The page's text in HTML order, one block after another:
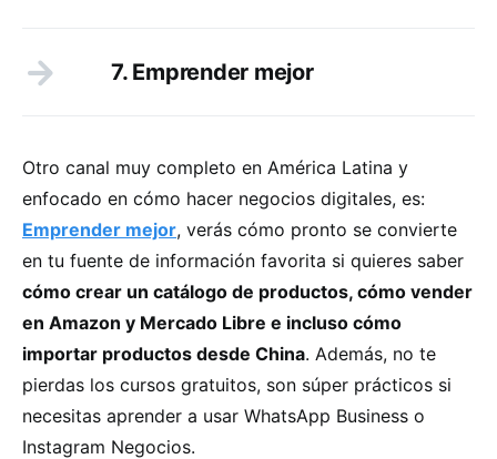
7. Emprender mejor
Otro canal muy completo en América Latina y
enfocado en cómo hacer negocios digitales, es:
Emprender mejor, verás cómo pronto se convierte
en tu fuente de información favorita si quieres saber
cómo crear un catálogo de productos, cómo vender
en Amazon y Mercado Libre e incluso cómo
importar productos desde China. Además, no te
pierdas los cursos gratuitos, son súper prácticos si
necesitas aprender a usar WhatsApp Business o
Instagram Negocios.